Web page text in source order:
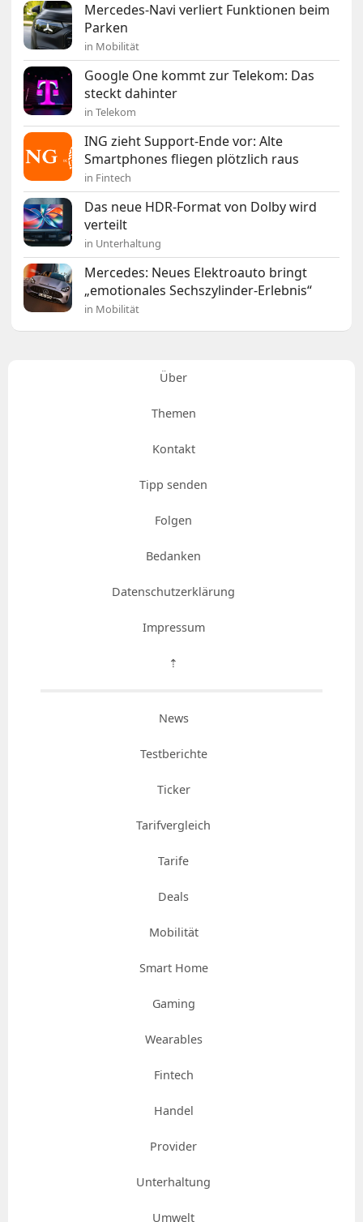
Mercedes-Navi verliert Funktionen beim
Parken
in Mobilität
Google One kommt zur Telekom: Das
steckt dahinter
in Telekom
ING zieht Support-Ende vor: Alte
Smartphones fliegen plötzlich raus
in Fintech
Das neue HDR-Format von Dolby wird
verteilt
in Unterhaltung
Mercedes: Neues Elektroauto bringt
„emotionales Sechszylinder-Erlebnis“
in Mobilität
Über
Themen
Kontakt
Tipp senden
Folgen
Bedanken
Datenschutzerklärung
Impressum
⇡
News
Testberichte
Ticker
Tarifvergleich
Tarife
Deals
Mobilität
Smart Home
Gaming
Wearables
Fintech
Handel
Provider
Unterhaltung
Umwelt